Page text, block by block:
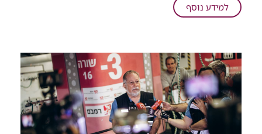
למידע נוסףעל
מבצע
בית
החולים
כרמל
נקלטה
ברמב"ם